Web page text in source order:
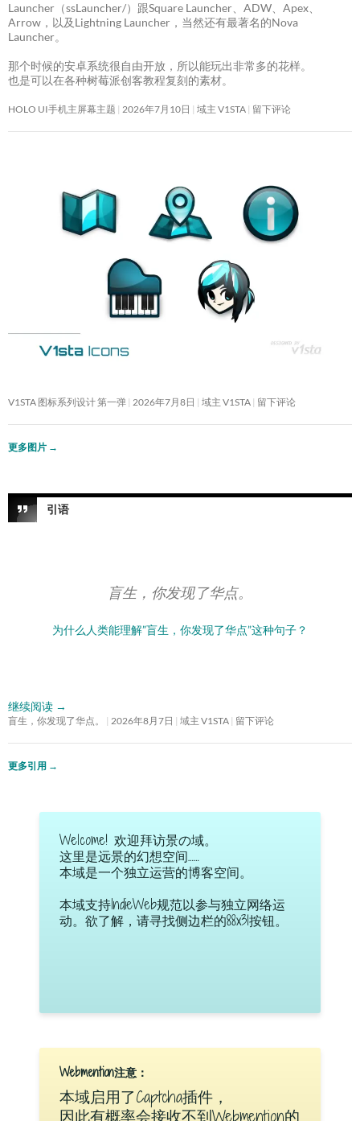
Launcher（ssLauncher/）跟Square Launcher、ADW、Apex、
Arrow，以及Lightning Launcher，当然还有最著名的Nova
Launcher。
那个时候的安卓系统很自由开放，所以能玩出非常多的花样。
也是可以在各种树莓派创客教程复刻的素材。
HOLO UI手机主屏幕主题 2026年7月10日 域主 V1STA 留下评论
V1STA 图标系列设计 第一弹 2026年7月8日 域主 V1STA 留下评论
更多图片 →
引语
盲生，你发现了华点。
为什么人类能理解”盲生，你发现了华点”这种句子？
继续阅读 →
盲生，你发现了华点。 2026年8月7日 域主 V1STA 留下评论
更多引用 →
Welcome! 欢迎拜访景の域。
这里是远景的幻想空间……
本域是一个独立运营的博客空间。
本域支持IndieWeb规范以参与独立网络运
动。欲了解，请寻找侧边栏的88x31按钮。
Webmention注意：
本域启用了Captcha插件，
因此有概率会接收不到Webmention的